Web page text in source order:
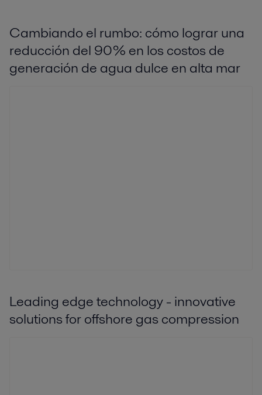
Cambiando el rumbo: cómo lograr una
reducción del 90 % en los costos de
generación de agua dulce en alta mar
Leading edge technology - innovative
solutions for offshore gas compression